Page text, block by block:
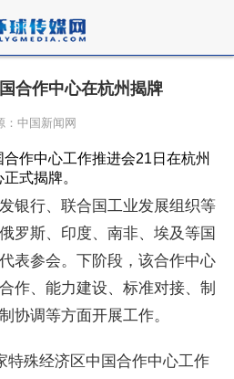
合作中心在杭州揭牌
：中国新闻网
作中心工作推进会21日在杭州
式揭牌。
银行、联合国工业发展组织等
罗斯、印度、南非、埃及等国
表参会。下阶段，该合作中心
作、能力建设、标准对接、制
协调等方面开展工作。
特殊经济区中国合作中心工作